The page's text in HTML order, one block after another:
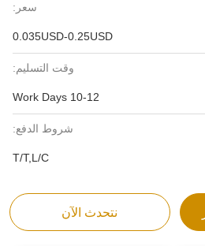
سعر:
0.035USD-0.25USD
وقت التسليم:
10-12 Work Days
شروط الدفع:
T/T,L/C
نتحدث الآن